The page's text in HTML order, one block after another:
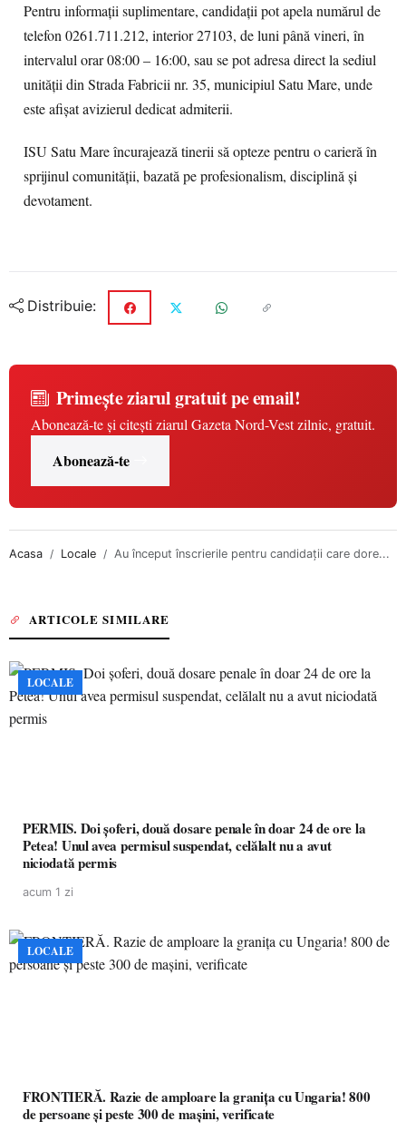
Pentru informații suplimentare, candidații pot apela numărul de
telefon 0261.711.212, interior 27103, de luni până vineri, în
intervalul orar 08:00 – 16:00, sau se pot adresa direct la sediul
unității din Strada Fabricii nr. 35, municipiul Satu Mare, unde
este afișat avizierul dedicat admiterii.
ISU Satu Mare încurajează tinerii să opteze pentru o carieră în
sprijinul comunității, bazată pe profesionalism, disciplină și
devotament.
Distribuie:
Primește ziarul gratuit pe email!
Abonează-te și citești ziarul Gazeta Nord-Vest zilnic, gratuit.
Abonează-te
Acasa Locale Au început înscrierile pentru candidații care dore...
ARTICOLE SIMILARE
LOCALE
PERMIS. Doi șoferi, două dosare penale în doar 24 de ore la
Petea! Unul avea permisul suspendat, celălalt nu a avut
niciodată permis
acum 1 zi
LOCALE
FRONTIERĂ. Razie de amploare la granița cu Ungaria! 800
de persoane și peste 300 de mașini, verificate